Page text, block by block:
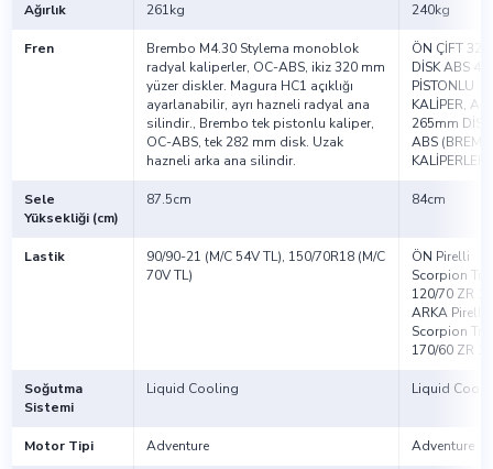
Ağırlık 261kg 240kg
Fren
Brembo M4.30 Stylema monoblok
radyal kaliperler, OC-ABS, ikiz 320 mm
yüzer diskler. Magura HC1 açıklığı
ayarlanabilir, ayrı hazneli radyal ana
silindir., Brembo tek pistonlu kaliper,
OC-ABS, tek 282 mm disk. Uzak
hazneli arka ana silindir.
ÖN ÇİFT
DİSK ABS 4
PİSTONLU
KALİPER,
265mm DİSK
ABS
KALİPERLER)
Sele
Yüksekliği (cm)
87.5cm 84cm
Lastik
90/90-21 (M/C 54V TL), 150/70R18 (M/C
70V TL)
ÖN Pirelli
Scorpion
120/70 ZR
ARKA Pirelli
Scorpion
170/60 ZR 17
Soğutma
Sistemi
Liquid Cooling Liquid
Motor Tipi Adventure Adventure